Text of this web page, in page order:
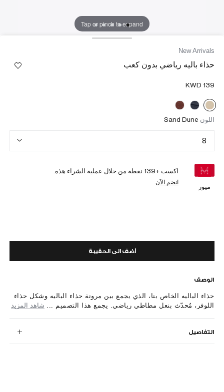
Tap or pinch to expand
New Arrivals
حذاء باليه رياضي بدون كعب
اللون Sand Dune
8
ميوز
اكسب +139 نقطة من خلال عملية الشراء هذه.
انضم الآن
أضف الى الحقيبة
الوصف
حذاء الباليه الخاص بنا، الذي يجمع بين مرونة حذاء الباليه وشكل حذاء
اللوفر، مُحدّث بنعل مطاطي رياضي. يجمع هذا التصميم ... شاهد المزيد
التفاصيل